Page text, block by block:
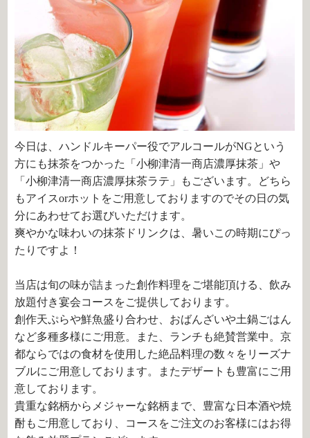
今日は、ハンドルキーパー役でアルコールがNGという
方にも抹茶をつかった「小柳津清一商店濃厚抹茶」や
「小柳津清一商店濃厚抹茶ラテ」もございます。どちら
もアイスorホットをご用意しておりますのでその日の気
分にあわせてお選びいただけます。
爽やかな味わいの抹茶ドリンクは、暑いこの時期にぴっ
たりですよ！
当店は旬の味が詰まった創作料理をご堪能頂ける、飲み
放題付き宴会コースをご提供しております。
創作天ぷらや鮮魚盛り合わせ、おばんざいや土鍋ごはん
など多種多様にご用意。また、ランチも絶賛営業中。京
都ならではの食材を使用した絶品料理の数々をリーズナ
ブルにご用意しております。またデザートも豊富にご用
意しております。
貴重な銘柄からメジャーな銘柄まで、豊富な日本酒や焼
酎もご用意しており、コースをご注文のお客様にはお得